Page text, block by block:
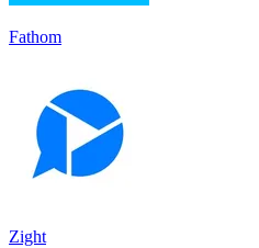
Fathom
Zight